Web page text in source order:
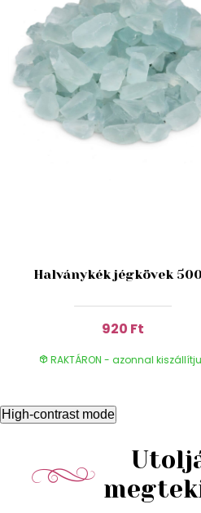
Halványkék jégkövek
920 Ft
RAKTÁRON - azonnal
High-contrast mode